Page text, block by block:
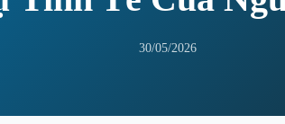
30/05/2026